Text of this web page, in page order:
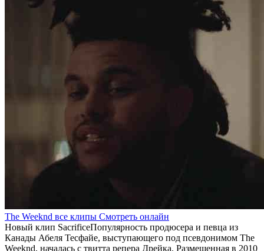
The Weeknd все клипы Смотреть онлайн
Новый клип SacrificeПопулярность продюсера и певца из
Канады Абеля Тесфайе, выступающего под псевдонимом The
Weeknd, началась с твитта репера Дрейка. Размещенная в 2010